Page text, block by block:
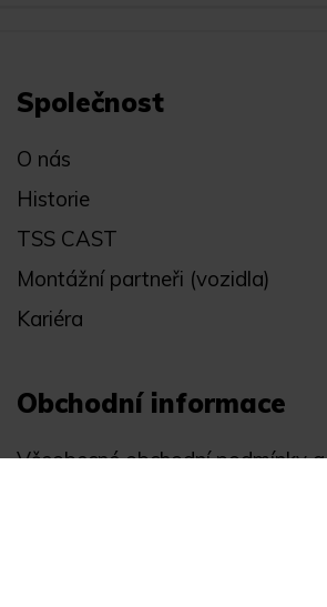
Společnost
O nás
Historie
TSS CAST
Montážní partneři (vozidla)
Kariéra
Obchodní informace
Všeobecné obchodní podmínky